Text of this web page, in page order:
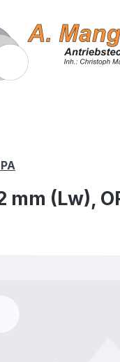
mm (Lw),